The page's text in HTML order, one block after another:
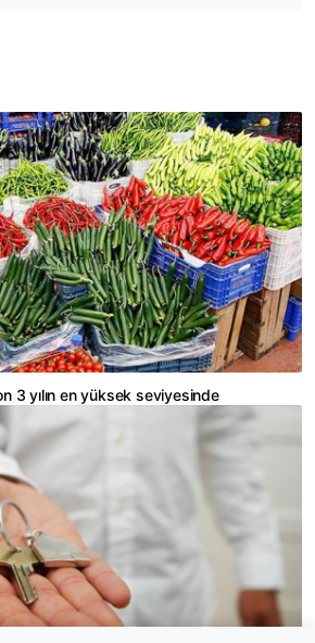
3 yılın en yüksek seviyesinde